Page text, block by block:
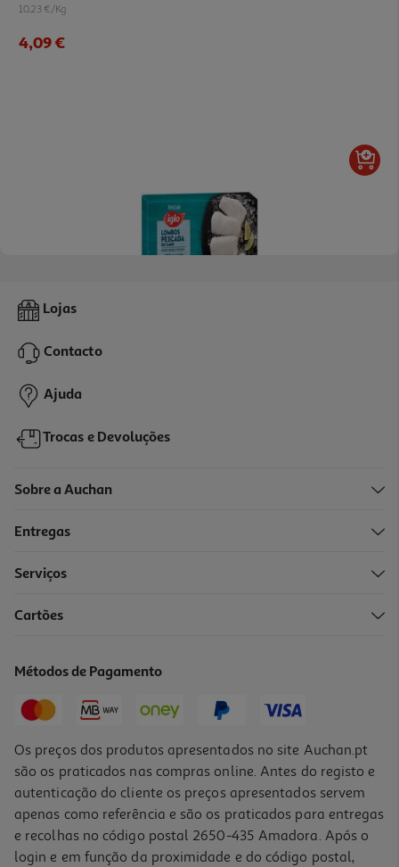
10.23 €/Kg
4,09 €
Lombos Iglo Pescada 400g
8,69 €
-25%
Price reduced from
10,71 €to
Promoção
Lojas
Contacto
Ajuda
Trocas e Devoluções
Sobre a Auchan
Entregas
Serviços
Cartões
Métodos de Pagamento
Os preços dos produtos apresentados no site Auchan.pt
são os praticados nas compras online. Antes do registo e
autenticação do cliente os preços apresentados servem
apenas como referência e são os praticados para entregas
e recolhas no código postal 2650-435 Amadora. Após o
login e em função da proximidade e do código postal,